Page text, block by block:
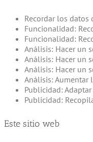
Recordar los datos
Funcionalidad:
Funcionalidad:
Análisis: Hacer un
Análisis: Hacer un
Análisis: Hacer un
Análisis: Aumentar
Publicidad:
Publicidad:
Este sitio web